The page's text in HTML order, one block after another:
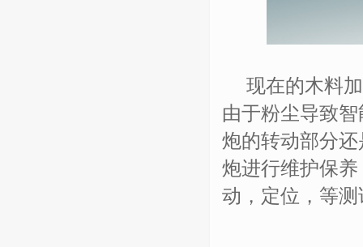
现在的木料加
由于粉尘导致
炮的转动部分
炮进行维护保
动，定位，等